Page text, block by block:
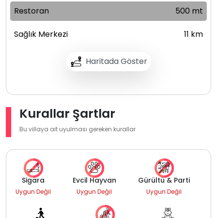
Haritada Göster
Restoran 500 mt
Sağlık Merkezi 11 km
Kurallar Şartlar
Bu villaya ait uyulması gereken kurallar
Sigara
Uygun Değil
Evcil Hayvan
Uygun Değil
Gürültü & Parti
Uygun Değil